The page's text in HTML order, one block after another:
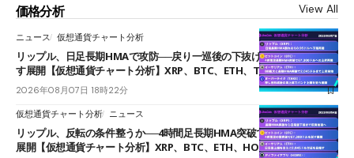
価格分析 View All
ニュース 仮想通貨チャート分析
リップル、日足長期HMAで攻防──戻り一巡後の下抜けで0.95ドルを試
す展開【仮想通貨チャート分析】XRP、BTC、ETH、TAKE
2026年08月07日 18時22分
仮想通貨チャート分析 ニュース
リップル、反転の条件整うか──4時間足長期HMA突破で雲下端を目指す
展開【仮想通貨チャート分析】XRP、BTC、ETH、HOME